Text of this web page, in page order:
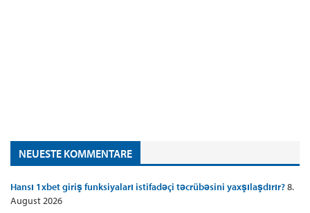
NEUESTE KOMMENTARE
Hansı 1xbet giriş funksiyaları istifadəçi təcrübəsini yaxşılaşdırır?8.
August 2026